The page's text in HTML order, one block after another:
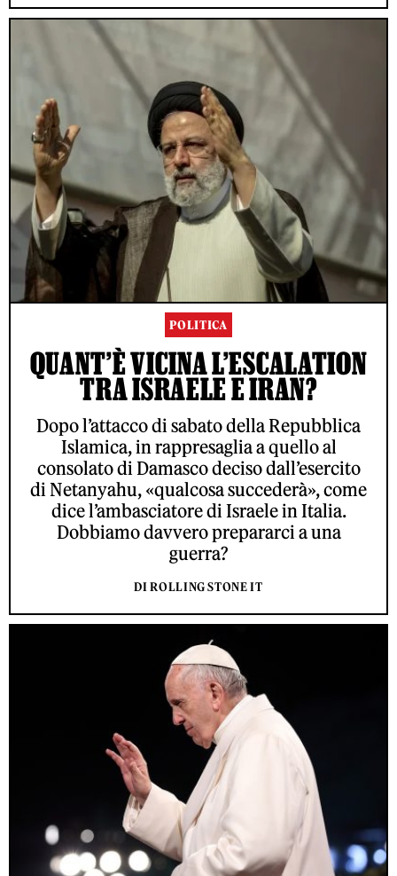
POLITICA
QUANT’È VICINA L’ESCALATION
TRA ISRAELE E IRAN?
Dopo l’attacco di sabato della Repubblica
Islamica, in rappresaglia a quello al
consolato di Damasco deciso dall’esercito
di Netanyahu, «qualcosa succederà», come
dice l’ambasciatore di Israele in Italia.
Dobbiamo davvero prepararci a una
guerra?
DI ROLLING STONE IT